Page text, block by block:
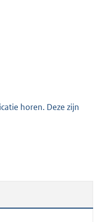
horen. Deze zijn